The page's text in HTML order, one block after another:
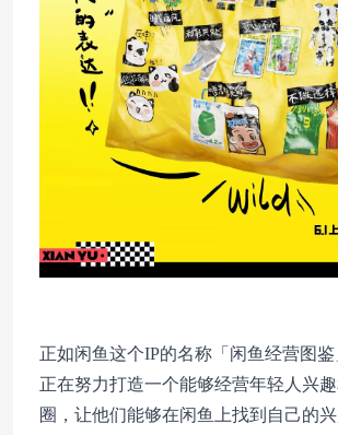
正如闲鱼这个IP的名称「闲⻥经营图
正在努力打造一个能够经营年轻人兴
圈，让他们能够在闲鱼上找到自己的